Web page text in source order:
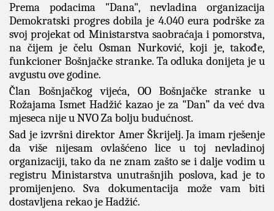
Prema podacima "Dana", nevladina organizacija
Demokratski progres dobila je 4.040 eura podrške za
svoj projekat od Ministarstva saobraćaja i pomorstva,
na čijem je čelu Osman Nurković, koji je, takođe,
funkcioner Bošnjačke stranke. Ta odluka donijeta je u
avgustu ove godine.
Član Bošnjačkog vijeća, OO Bošnjačke stranke u
Rožajama Ismet Hadžić kazao je za "Dan” da već dva
mjeseca nije u NVO Za bolju budućnost.
Sad je izvršni direktor Amer Škrijelj. Ja imam rješenje
da više nijesam ovlašćeno lice u toj nevladinoj
organizaciji, tako da ne znam zašto se i dalje vodim u
registru Ministarstva unutrašnjih poslova, kad je to
promijenjeno. Sva dokumentacija može vam biti
dostavljena rekao je Hadžić.